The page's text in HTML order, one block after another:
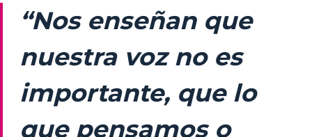
“Nos enseñan que
nuestra voz no es
importante, que lo
que pensamos o